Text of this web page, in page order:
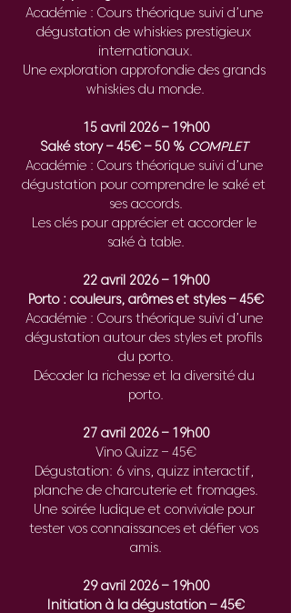
Académie : Cours théorique suivi d’une
dégustation de whiskies prestigieux
internationaux.
Une exploration approfondie des grands
whiskies du monde.
15 avril 2026 – 19h00
Saké story – 45€ – 50 % COMPLET
Académie : Cours théorique suivi d’une
dégustation pour comprendre le saké et
ses accords.
Les clés pour apprécier et accorder le
saké à table.
22 avril 2026 – 19h00
Porto : couleurs, arômes et styles – 45€
Académie : Cours théorique suivi d’une
dégustation autour des styles et profils
du porto.
Décoder la richesse et la diversité du
porto.
27 avril 2026 – 19h00
Vino Quizz – 45€
Dégustation: 6 vins, quizz interactif,
planche de charcuterie et fromages.
Une soirée ludique et conviviale pour
tester vos connaissances et défier vos
amis.
29 avril 2026 – 19h00
Initiation à la dégustation – 45€